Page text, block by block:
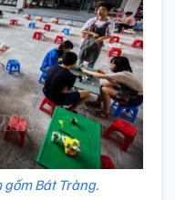
Bát Tràng.